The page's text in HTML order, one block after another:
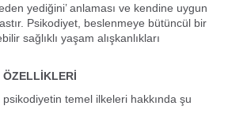
yediğini’ anlaması ve kendine uygun
Psikodiyet, beslenmeye bütüncül bir
sağlıklı yaşam alışkanlıkları
ÖZELLİKLERİ
psikodiyetin temel ilkeleri hakkında şu